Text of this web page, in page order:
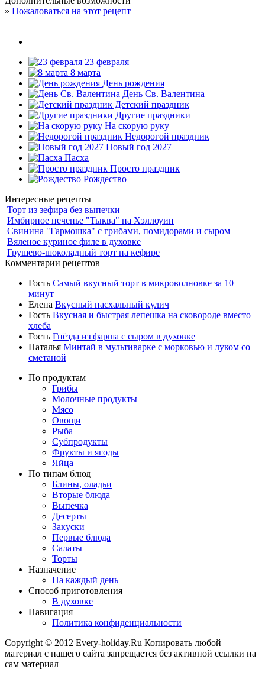
» Пожаловаться на этот рецепт
23 февраля
8 марта
День рождения
День Св. Валентина
Детский праздник
Другие праздники
На скорую руку
Недорогой праздник
Новый год 2027
Пасха
Просто праздник
Рождество
Интересные рецепты
Торт из зефира без выпечки
Имбирное печенье "Тыква" на Хэллоуин
Свинина "Гармошка" с грибами, помидорами и сыром
Вяленое куриное филе в духовке
Грушево-шоколадный торт на кефире
Комментарии рецептов
Гость Самый вкусный торт в микроволновке за 10
минут
Елена Вкусный пасхальный кулич
Гость Вкусная и быстрая лепешка на сковороде вместо
хлеба
Гость Гнёзда из фарша с сыром в духовке
Наталья Минтай в мультиварке с морковью и луком со
сметаной
По продуктам
Грибы
Молочные продукты
Мясо
Овощи
Рыба
Субпродукты
Фрукты и ягоды
Яйца
По типам блюд
Блины, оладьи
Вторые блюда
Выпечка
Десерты
Закуски
Первые блюда
Салаты
Торты
Назначение
На каждый день
Способ приготовления
В духовке
Навигация
Политика конфиденциальности
Copyright © 2012 Every-holiday.Ru Копировать любой
материал с нашего сайта запрещается без активной ссылки на
сам материал